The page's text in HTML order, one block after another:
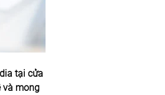
tại cửa
và mong